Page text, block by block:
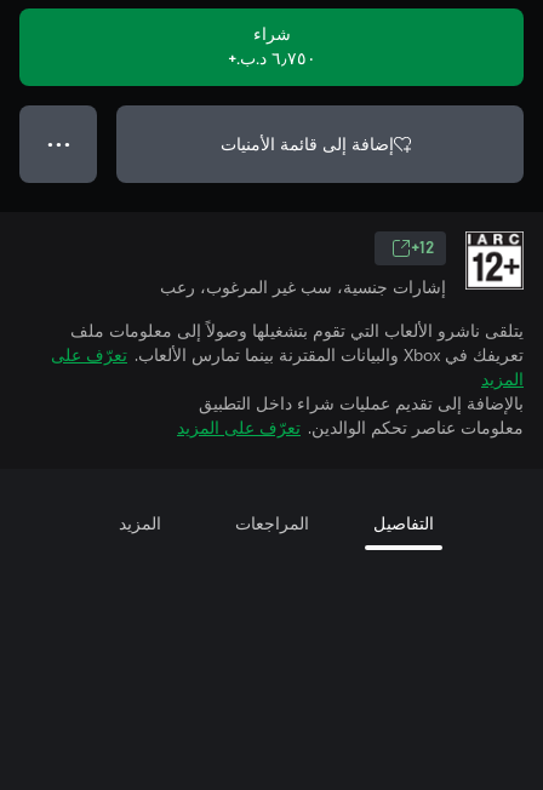
شراء
٦٫٧٥٠ د.ب.‏+
إضافة إلى قائمة الأمنيات ● ● ●
12+
إشارات جنسية، سب غير المرغوب، رعب
يتلقى ناشرو الألعاب التي تقوم بتشغيلها وصولاً إلى معلومات ملف
تعريفك في Xbox والبيانات المقترنة بينما تمارس الألعاب.
تعرّف على
المزيد
بالإضافة إلى تقديم عمليات شراء داخل التطبيق
معلومات عناصر تحكم الوالدين. تعرّف على المزيد
التفاصيل المراجعات المزيد